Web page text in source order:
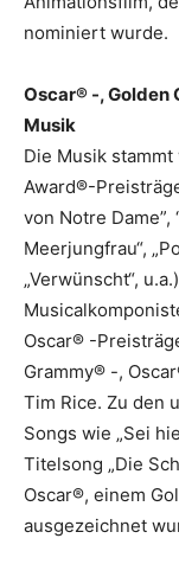
nominiert wurde.
Oscar® -, Golden
Musik
Die Musik
Award®-
von Notre Dame”,
Meerjungfrau“,
„Verwünscht“,
Oscar® -
Grammy® -,
Tim Rice. Zu den
Songs wie „Sei
Titelsong „Die
Oscar®, einem
ausgezeichnet